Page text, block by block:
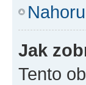
Nahoru
Jak
Tento